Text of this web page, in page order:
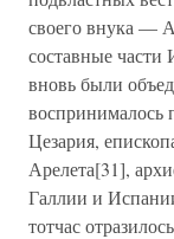
своего внука —
составные
вновь были
воспринималось
Цезария,
Арелета[31],
Галлии и
тотчас